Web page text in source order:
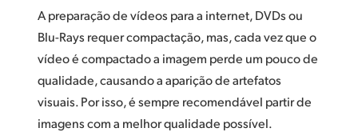
A preparação de vídeos para a internet, DVDs ou
Blu-Rays requer compactação, mas, cada vez que o
vídeo é compactado a imagem perde um pouco de
qualidade, causando a aparição de artefatos
visuais. Por isso, é sempre recomendável partir de
imagens com a melhor qualidade possível.